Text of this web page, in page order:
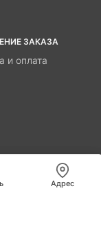
ЗАКАЗА
и оплата
Адрес
вы
данных.